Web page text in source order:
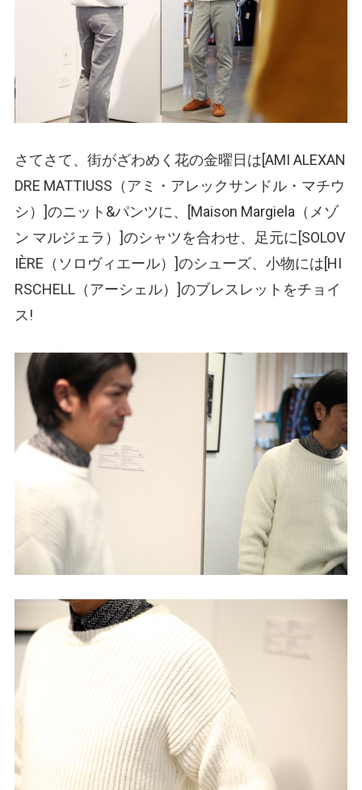
さてさて、街がざわめく花の金曜日は[AMI ALEXAN
DRE MATTIUSS （アミ・アレックサンドル・マチウ
シ） ]のニット&パンツに、[Maison Margiela （メゾ
ン マルジェラ） ]のシャツを合わせ、足元に[SOLOV
IÈRE （ソロヴィエール） ]のシューズ、小物には[HI
RSCHELL （アーシェル） ]のブレスレットをチョイ
ス!